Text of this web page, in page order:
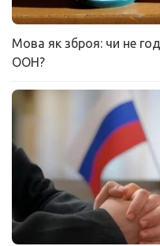
Мова як зброя: чи не
ООН?